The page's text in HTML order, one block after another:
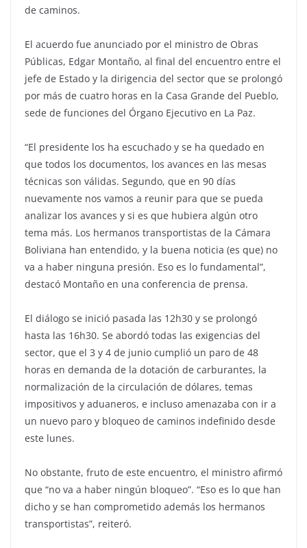
de caminos.
El acuerdo fue anunciado por el ministro de Obras
Públicas, Edgar Montaño, al final del encuentro entre el
jefe de Estado y la dirigencia del sector que se prolongó
por más de cuatro horas en la Casa Grande del Pueblo,
sede de funciones del Órgano Ejecutivo en La Paz.
“El presidente los ha escuchado y se ha quedado en
que todos los documentos, los avances en las mesas
técnicas son válidas. Segundo, que en 90 días
nuevamente nos vamos a reunir para que se pueda
analizar los avances y si es que hubiera algún otro
tema más. Los hermanos transportistas de la Cámara
Boliviana han entendido, y la buena noticia (es que) no
va a haber ninguna presión. Eso es lo fundamental”,
destacó Montaño en una conferencia de prensa.
El diálogo se inició pasada las 12h30 y se prolongó
hasta las 16h30. Se abordó todas las exigencias del
sector, que el 3 y 4 de junio cumplió un paro de 48
horas en demanda de la dotación de carburantes, la
normalización de la circulación de dólares, temas
impositivos y aduaneros, e incluso amenazaba con ir a
un nuevo paro y bloqueo de caminos indefinido desde
este lunes.
No obstante, fruto de este encuentro, el ministro afirmó
que “no va a haber ningún bloqueo”. “Eso es lo que han
dicho y se han comprometido además los hermanos
transportistas”, reiteró.